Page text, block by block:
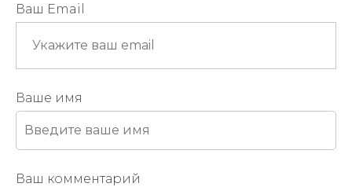
Ваш Email
Ваше имя
Ваш комментарий